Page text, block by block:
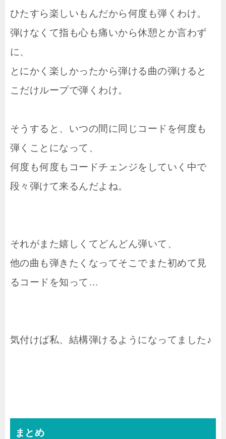
ひたすら楽しいもんだから何度も弾くわけ。
弾けなくて指も心も痛いから休憩とか言わず
に、
とにかく楽しかったから弾ける曲の弾けると
こだけループで弾くわけ。
そうすると、いつの間に同じコードを何度も
弾くことになって、
何度も何度もコードチェンジをしていく中で
段々弾けて来るんだよね。
それがまた嬉しくてどんどん弾いて、
他の曲も弾きたくなってそこでまた初めて見
るコードを知って…
気付けば私、結構弾けるようになってました♪
まとめ